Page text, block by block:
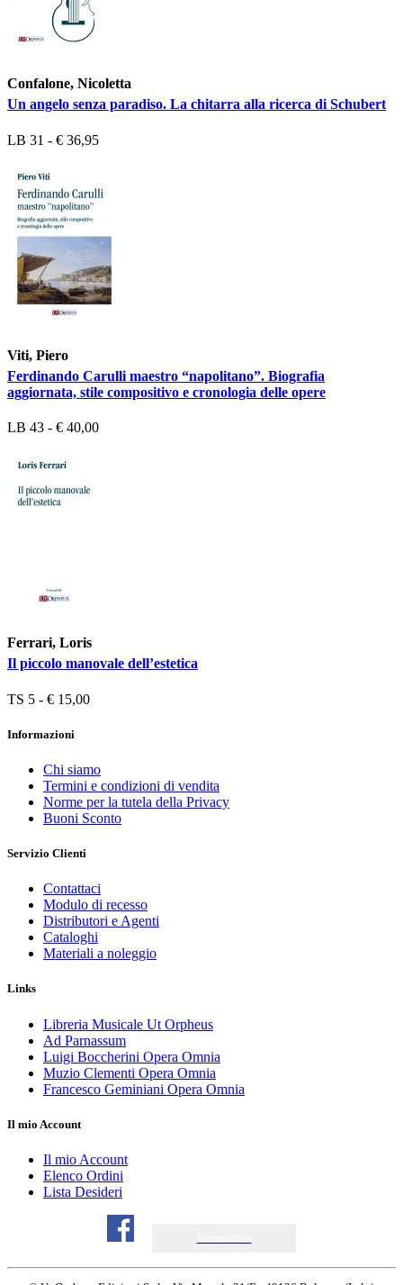
Confalone, Nicoletta
Un angelo senza paradiso. La chitarra alla ricerca di Schubert
LB 31 - € 36,95
Viti, Piero
Ferdinando Carulli maestro “napolitano”. Biografia
aggiornata, stile compositivo e cronologia delle opere
LB 43 - € 40,00
Ferrari, Loris
Il piccolo manovale dell’estetica
TS 5 - € 15,00
Informazioni
Chi siamo
Termini e condizioni di vendita
Norme per la tutela della Privacy
Buoni Sconto
Servizio Clienti
Contattaci
Modulo di recesso
Distributori e Agenti
Cataloghi
Materiali a noleggio
Links
Libreria Musicale Ut Orpheus
Ad Parnassum
Luigi Boccherini Opera Omnia
Muzio Clementi Opera Omnia
Francesco Geminiani Opera Omnia
Il mio Account
Il mio Account
Elenco Ordini
Lista Desideri